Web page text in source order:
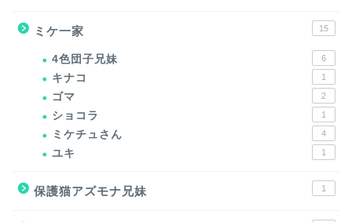
ミケ一家 15
4色団子兄妹 6
キナコ 1
ゴマ 2
ショコラ 1
ミケチュさん 4
ユキ 1
保護猫アズモナ兄妹 1